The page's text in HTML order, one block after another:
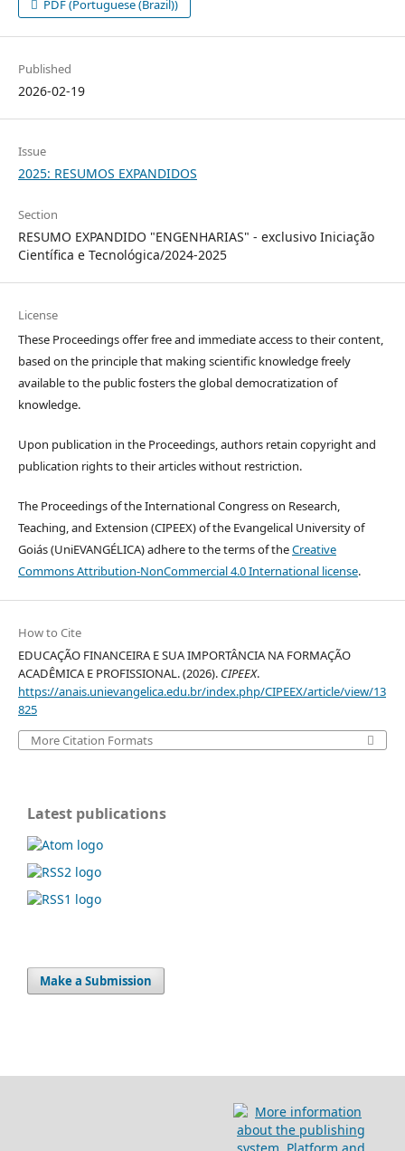
PDF (Portuguese (Brazil))
Published
2026-02-19
Issue
2025: RESUMOS EXPANDIDOS
Section
RESUMO EXPANDIDO "ENGENHARIAS" - exclusivo Iniciação
Científica e Tecnológica/2024-2025
License
These Proceedings offer free and immediate access to their content,
based on the principle that making scientific knowledge freely
available to the public fosters the global democratization of
knowledge.
Upon publication in the Proceedings, authors retain copyright and
publication rights to their articles without restriction.
The Proceedings of the International Congress on Research,
Teaching, and Extension (CIPEEX) of the Evangelical University of
Goiás (UniEVANGÉLICA) adhere to the terms of theCreative
Commons Attribution-NonCommercial 4.0 International license.
How to Cite
EDUCAÇÃO FINANCEIRA E SUA IMPORTÂNCIA NA FORMAÇÃO
ACADÊMICA E PROFISSIONAL. (2026). CIPEEX.
https://anais.unievangelica.edu.br/index.php/CIPEEX/article/view/13
825
More Citation Formats
Latest publications
Make a Submission